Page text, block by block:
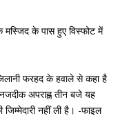
मस्जिद के पास हुए विस्फोट में
फरहद के हवाले से कहा है
अपराह्न तीन बजे यह
नहीं ली है। -फाइल